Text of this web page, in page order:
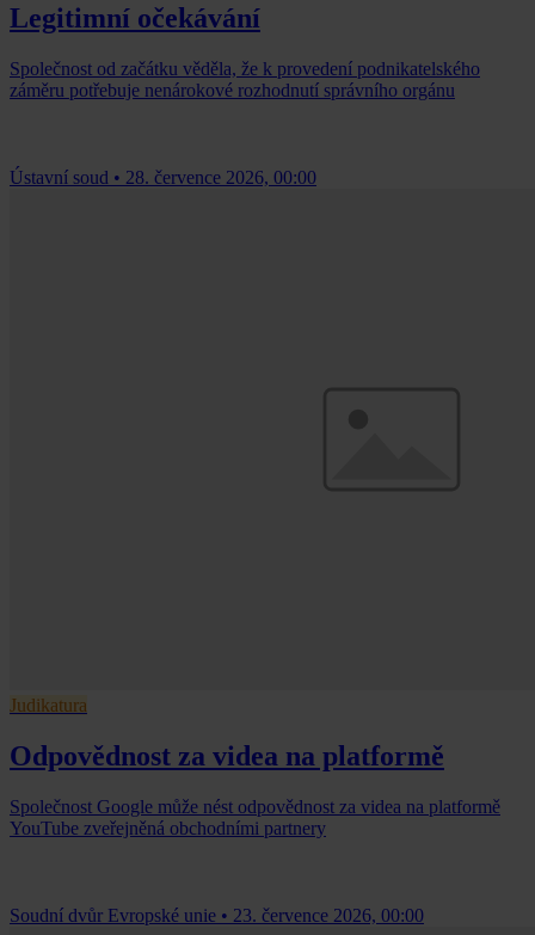
Legitimní očekávání
Společnost od začátku věděla, že k provedení podnikatelského
záměru potřebuje nenárokové rozhodnutí správního orgánu
Ústavní soud • 28. července 2026, 00:00
Judikatura
Odpovědnost za videa na platformě
Společnost Google může nést odpovědnost za videa na platformě
YouTube zveřejněná obchodními partnery
Soudní dvůr Evropské unie • 23. července 2026, 00:00